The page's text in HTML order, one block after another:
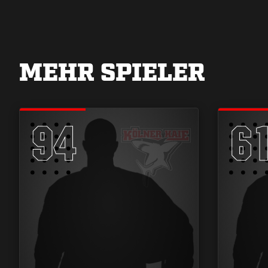
MEHR SPIELER
94